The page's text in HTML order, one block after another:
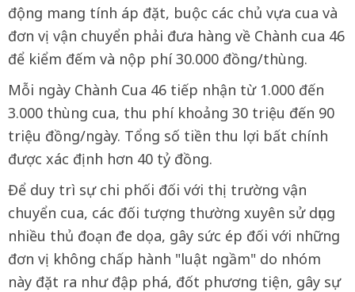
động mang tính áp đặt, buộc các chủ vựa cua và
đơn vị vận chuyển phải đưa hàng về Chành cua 46
để kiểm đếm và nộp phí 30.000 đồng/thùng.
Mỗi ngày Chành Cua 46 tiếp nhận từ 1.000 đến
3.000 thùng cua, thu phí khoảng 30 triệu đến 90
triệu đồng/ngày. Tổng số tiền thu lợi bất chính
được xác định hơn 40 tỷ đồng.
Để duy trì sự chi phối đối với thị trường vận
chuyển cua, các đối tượng thường xuyên sử dụng
nhiều thủ đoạn đe dọa, gây sức ép đối với những
đơn vị không chấp hành "luật ngầm" do nhóm
này đặt ra như đập phá, đốt phương tiện, gây sự